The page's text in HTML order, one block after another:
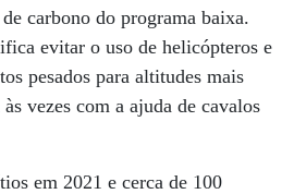
carbono do programa baixa.
evitar o uso de helicópteros e
pesados ​​para altitudes mais
vezes com a ajuda de cavalos
em 2021 e cerca de 100